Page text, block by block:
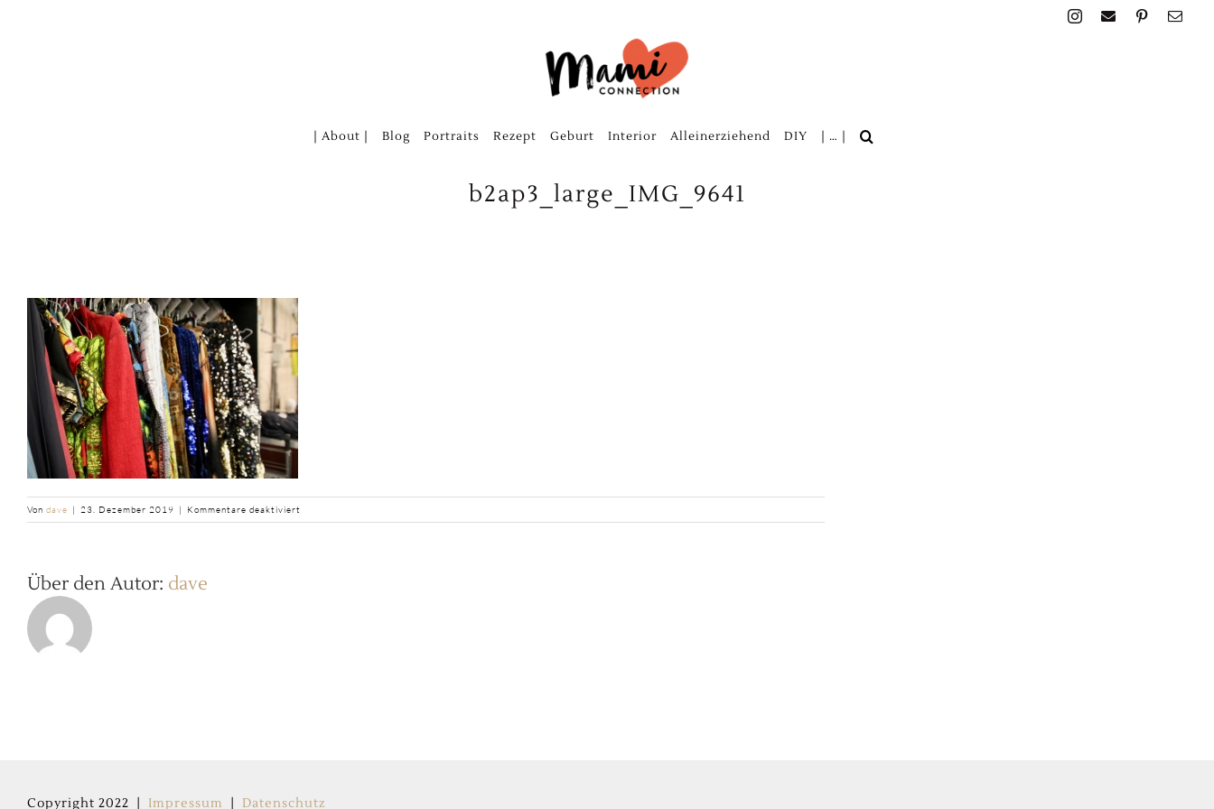
| About | Blog Portraits Rezept Geburt Interior Alleinerziehend DIY | … |
b2ap3_large_IMG_9641
Von dave | 23. Dezember 2019 | Kommentare deaktiviert
b2ap3_large_IMG_9641
Über den Autor: dave
Copyright 2022 | Impressum Datenschutz